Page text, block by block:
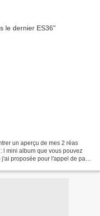
un aperçu de mes 2 réas
l mini album que vous pouvez
proposée pour l'appel de page